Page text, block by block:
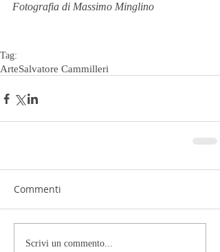
Fotografia di Massimo Minglino
Tag:
ArteSalvatore Cammilleri
Commenti
Scrivi un commento...